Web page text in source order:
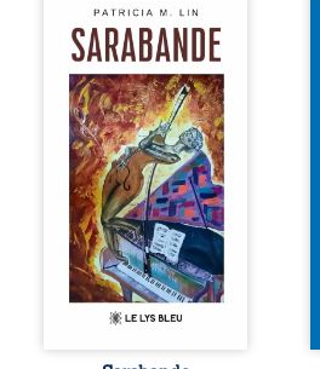
Aux chants
crépitants de l’été,
Sous le silence
ouaté de la neige
en hiver, Au cours
de nuits pâles,
Dans la clarté
bienveillante de la
lune, Rêves,
pensées, révoltes
et espoirs… Des
mots s’assemblent,
colorés, rebelles
aux règles de la
poésie, mais
chantant en
forment une